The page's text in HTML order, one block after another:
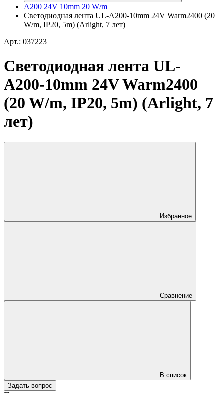
A200 24V 10mm 20 W/m
Светодиодная лента UL-A200-10mm 24V Warm2400 (20
W/m, IP20, 5m) (Arlight, 7 лет)
Арт.: 037223
Светодиодная лента UL-
A200-10mm 24V Warm2400
(20 W/m, IP20, 5m) (Arlight, 7
лет)
Избранное
Сравнение
В список
Задать вопрос